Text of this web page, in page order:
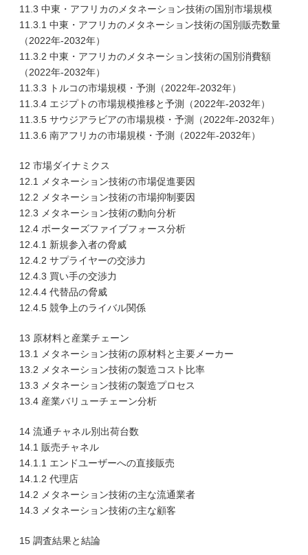
11.3 中東・アフリカのメタネーション技術の国別市場規模
11.3.1 中東・アフリカのメタネーション技術の国別販売数量
（2022年-2032年）
11.3.2 中東・アフリカのメタネーション技術の国別消費額
（2022年-2032年）
11.3.3 トルコの市場規模・予測（2022年-2032年）
11.3.4 エジプトの市場規模推移と予測（2022年-2032年）
11.3.5 サウジアラビアの市場規模・予測（2022年-2032年）
11.3.6 南アフリカの市場規模・予測（2022年-2032年）
12 市場ダイナミクス
12.1 メタネーション技術の市場促進要因
12.2 メタネーション技術の市場抑制要因
12.3 メタネーション技術の動向分析
12.4 ポーターズファイブフォース分析
12.4.1 新規参入者の脅威
12.4.2 サプライヤーの交渉力
12.4.3 買い手の交渉力
12.4.4 代替品の脅威
12.4.5 競争上のライバル関係
13 原材料と産業チェーン
13.1 メタネーション技術の原材料と主要メーカー
13.2 メタネーション技術の製造コスト比率
13.3 メタネーション技術の製造プロセス
13.4 産業バリューチェーン分析
14 流通チャネル別出荷台数
14.1 販売チャネル
14.1.1 エンドユーザーへの直接販売
14.1.2 代理店
14.2 メタネーション技術の主な流通業者
14.3 メタネーション技術の主な顧客
15 調査結果と結論